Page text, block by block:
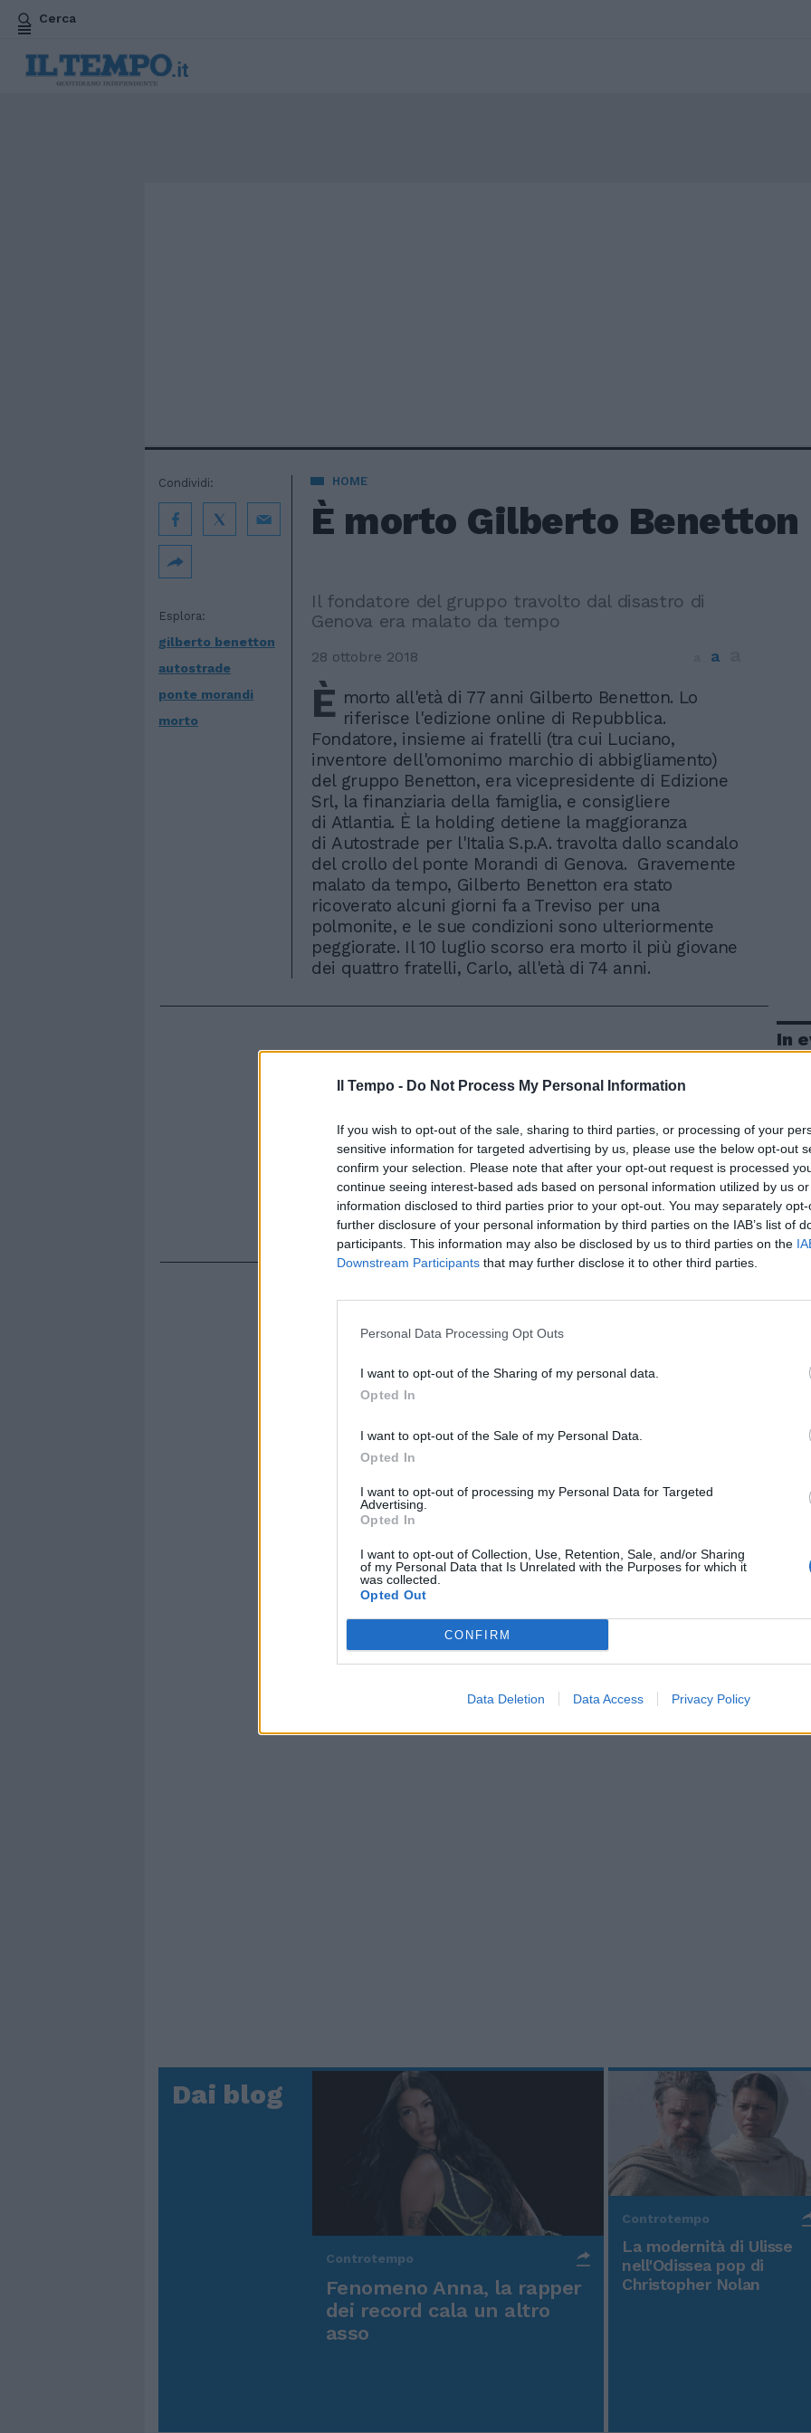
Il Tempo - Do Not Process My Personal Information
If you wish to opt-out of the sale, sharing to third parties, or processing of your
sensitive information for targeted advertising by us, please use the below opt-out
confirm your selection. Please note that after your opt-out request is processed
continue seeing interest-based ads based on personal information utilized by us
information disclosed to third parties prior to your opt-out. You may separately
further disclosure of your personal information by third parties on the IAB’s list of
participants. This information may also be disclosed by us to third parties on the
Downstream Participants that may further disclose it to other third parties.
Personal Data Processing Opt Outs
I want to opt-out of the Sharing of my personal data.
Opted In
I want to opt-out of the Sale of my Personal Data.
Opted In
I want to opt-out of processing my Personal Data for Targeted
Advertising.
Opted In
I want to opt-out of Collection, Use, Retention, Sale, and/or Sharing
of my Personal Data that Is Unrelated with the Purposes for which it
was collected.
Opted Out
CONFIRM
Data Deletion Data Access Privacy Policy
Cerca
HOME
È morto Gilberto Benetton
Esplora:
gilberto benetton
autostrade
ponte morandi
morto
Condividi:
Il fondatore del gruppo travolto dal disastro di
Genova era malato da tempo
28 ottobre 2018 a
È morto all'età di 77 anni Gilberto Benetton. Lo
riferisce l'edizione online di Repubblica.
Fondatore, insieme ai fratelli (tra cui Luciano,
inventore dell'omonimo marchio di abbigliamento)
del gruppo Benetton, era vicepresidente di Edizione
Srl, la finanziaria della famiglia, e consigliere
di Atlantia. È la holding detiene la maggioranza
di Autostrade per l'Italia S.p.A. travolta dallo scandalo
del crollo del ponte Morandi di Genova. Gravemente
malato da tempo, Gilberto Benetton era stato
ricoverato alcuni giorni fa a Treviso per una
polmonite, e le sue condizioni sono ulteriormente
peggiorate. Il 10 luglio scorso era morto il più giovane
dei quattro fratelli, Carlo, all'età di 74 anni.
In
Trump, Meloni e la strategia
Dai blog
Controtempo
Fenomeno Anna, la rapper
dei record cala un altro
asso
Controtempo
La modernità di Ulisse
nell'Odissea pop di
Christopher Nolan